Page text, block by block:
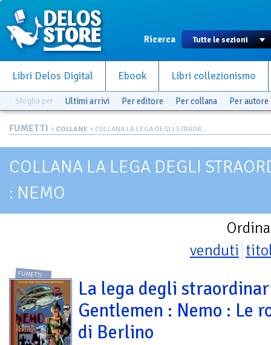
Ricerca
Libri Delos Digital Ebook Libri collezionismo
Sfoglia per Ultimi arrivi Per editore Per collana Per autore
FUMETTI > COLLANE > COLLANA LA LEGA DEGLI STRAOR...
COLLANA LA LEGA DEGLI
: NEMO
venduti
FUMETTI
La lega degli
Gentlemen : Nemo : Le
di Berlino